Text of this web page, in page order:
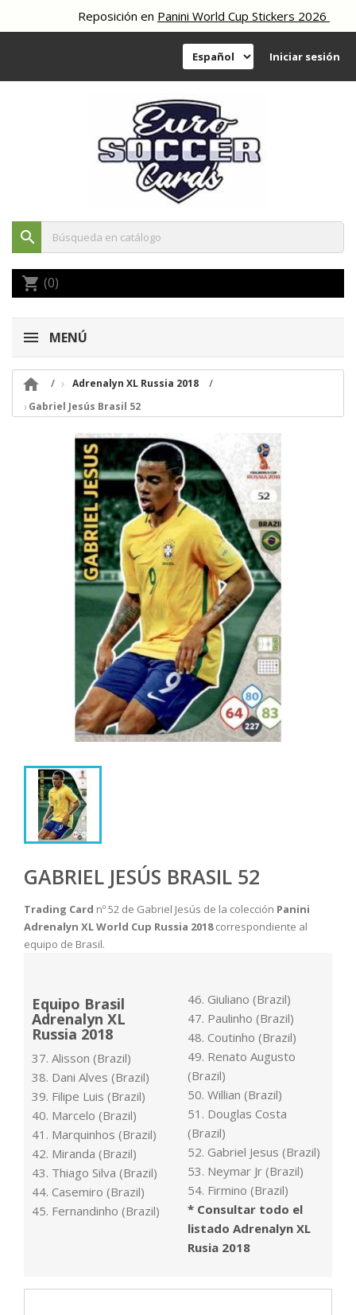
Reposición enPanini World Cup Stickers 2026
Iniciar sesión
search
shopping_cart (0)
MENÚ

Adrenalyn XL Russia 2018
Gabriel Jesús Brasil 52
GABRIEL JESÚS BRASIL 52
Trading Card nº 52 de Gabriel Jesús de la colección Panini
Adrenalyn XL World Cup Russia 2018correspondiente al
equipo de Brasil.
Equipo Brasil
Adrenalyn XL
Russia 2018
37. Alisson (Brazil)
38. Dani Alves (Brazil)
39. Filipe Luis (Brazil)
40. Marcelo (Brazil)
41. Marquinhos (Brazil)
42. Miranda (Brazil)
43. Thiago Silva (Brazil)
44. Casemiro (Brazil)
45. Fernandinho (Brazil)
46. Giuliano (Brazil)
47. Paulinho (Brazil)
48. Coutinho (Brazil)
49. Renato Augusto
(Brazil)
50. Willian (Brazil)
51. Douglas Costa
(Brazil)
52. Gabriel Jesus (Brazil)
53. Neymar Jr (Brazil)
54. Firmino (Brazil)
* Consultar todo el
listado Adrenalyn XL
Rusia 2018